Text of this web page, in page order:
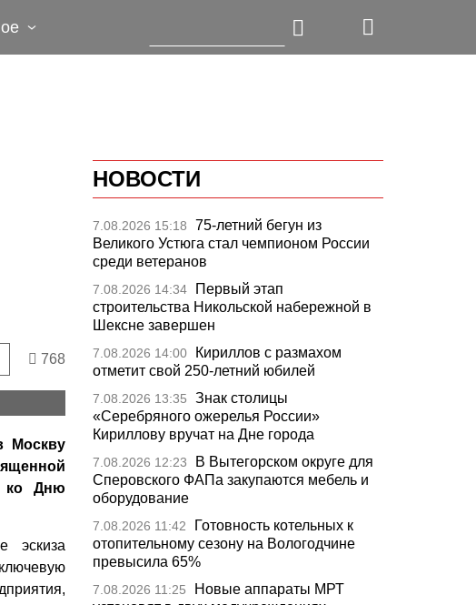
768
Москву
ко Дню
эскиза
НОВОСТИ
7.08.2026 15:18
75-летний бегун из
Великого Устюга стал чемпионом России
среди ветеранов
7.08.2026 14:34
Первый этап
строительства Никольской набережной в
Шексне завершен
7.08.2026 14:00
Кириллов с размахом
отметит свой 250-летний юбилей
7.08.2026 13:35
Знак столицы
«Серебряного ожерелья России»
Кириллову вручат на Дне города
7.08.2026 12:23
В Вытегорском округе для
Сперовского ФАПа закупаются мебель и
оборудование
7.08.2026 11:42
Готовность котельных к
отопительному сезону на Вологодчине
превысила 65%
7.08.2026 11:25
Новые аппараты МРТ